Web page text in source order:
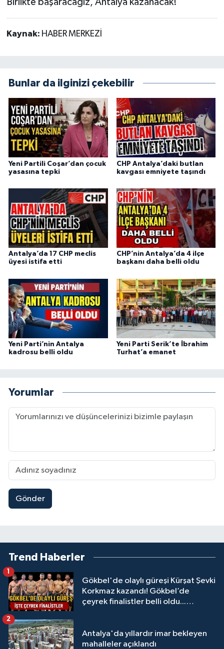
Kaynak: HABER MERKEZİ
Bunlar da ilginizi çekebilir
Yeni Partili Coşar’dan çocuk
yasasına tepki
CHP Antalya’daki butlan
kavgası emniyete taşındı
Antalya’da 17 CHP meclis
üyesi istifa etti
CHP’nin Antalya’da 4 ilçe
başkanı daha belli oldu
Yeni Parti’nin Antalya
kadrosu belli oldu
Yeni Parti Serik’te İbrahim
Turhat’a emanet
Yorumlar
Gönder
Trend Haberler
Gökbel'de olaylı güreşi Kürşat Şevki
Korkmaz kazandı! Gökbel’de
çeyrek finalistler belli oldu...
1
Antalya'da yıllardır imar bekleyen
mahalleler açıklandı
2